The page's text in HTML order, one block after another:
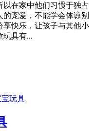
在家中他们习惯于独占
宠爱，不能学会体谅别
享快乐，让孩子与其他小
玩具有...
宝玩具